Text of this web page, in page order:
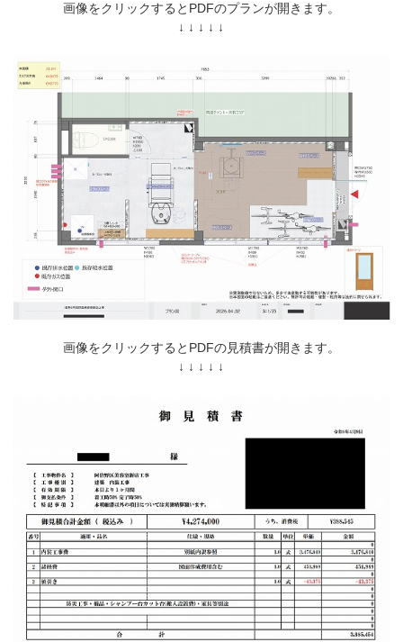
画像をクリックするとPDFのプランが開きます。
↓ ↓ ↓ ↓ ↓
画像をクリックするとPDFの見積書が開きます。
↓ ↓ ↓ ↓ ↓